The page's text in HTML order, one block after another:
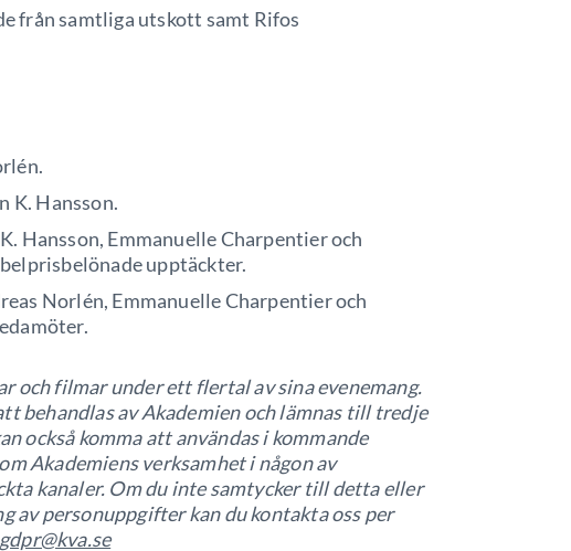
från samtliga utskott samt Rifos
K. Hansson.
Hansson, Emmanuelle Charpentier och
upptäckter.
Norlén, Emmanuelle Charpentier och
och filmar under ett flertal av sina evenemang.
behandlas av Akademien och lämnas till tredje
också komma att användas i kommande
Akademiens verksamhet i någon av
kanaler. Om du inte samtycker till detta eller
av personuppgifter kan du kontakta oss per
gdpr@kva.se